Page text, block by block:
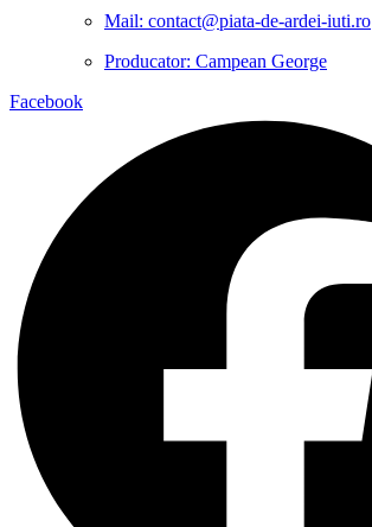
Mail: contact@piata-de-ardei-iuti.ro
Producator: Campean George
Facebook